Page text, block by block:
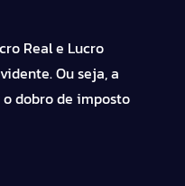
Real e Lucro
Ou seja, a
dobro de imposto